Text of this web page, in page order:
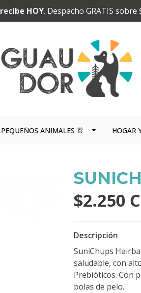
recibe HOY. Despacho GRATIS
PEQUEÑOS ANIMALES 🐰 HOGAR
$2.250
Descripción
SuniChups
saludable, con
Prebióticos. Con
bolas de pelo.